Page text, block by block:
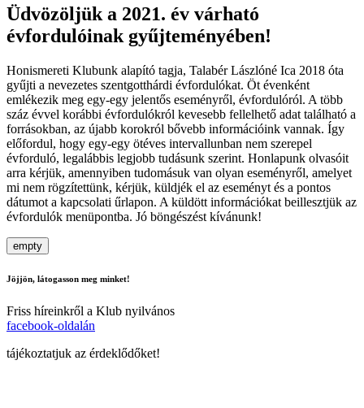
Üdvözöljük a 2021. év várható
évfordulóinak gyűjteményében!
Honismereti Klubunk alapító tagja, Talabér Lászlóné Ica 2018 óta
gyűjti a nevezetes szentgotthárdi évfordulókat. Öt évenként
emlékezik meg egy-egy jelentős eseményről, évfordulóról. A több
száz évvel korábbi évfordulókról kevesebb fellelhető adat található a
forrásokban, az újabb korokról bővebb információink vannak. Így
előfordul, hogy egy-egy ötéves intervallunban nem szerepel
évforduló, legalábbis legjobb tudásunk szerint. Honlapunk olvasóit
arra kérjük, amennyiben tudomásuk van olyan eseményről, amelyet
mi nem rögzítettünk, kérjük, küldjék el az eseményt és a pontos
dátumot a kapcsolati űrlapon. A küldött információkat beillesztjük az
évfordulók menüpontba. Jó böngészést kívánunk!
empty
Jöjjön, látogasson meg minket!
Friss híreinkről a Klub nyilvános
facebook-oldalán
tájékoztatjuk az érdeklődőket!